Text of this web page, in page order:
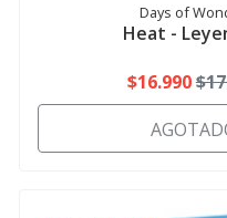
Days of
Heat -
$16.990